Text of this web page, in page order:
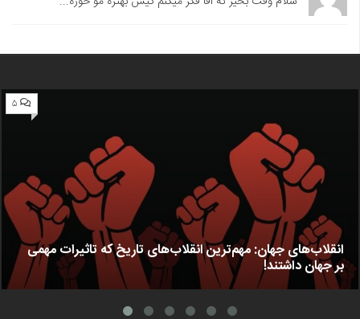
۵
انقلاب‌های جهان: مهم‌ترین انقلاب‌های تاریخ که تاثیرات مهمی
بر جهان داشتند!